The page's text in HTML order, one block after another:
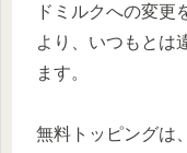
ドミルクへの変更
より、いつもとは
ます。
無料トッピングは